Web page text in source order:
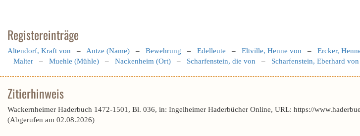
Registereinträge
Altendorf, Kraft von – Antze (Name) – Bewehrung – Edelleute – Eltville, Henne von – Ercker,
Malter – Muehle (Mühle) – Nackenheim (Ort) – Scharfenstein, die von – Scharfenstein, Eberhard von
Zitierhinweis
Wackernheimer Haderbuch 1472-1501, Bl. 036, in: Ingelheimer Haderbücher Online, URL: https://
(Abgerufen am 02.08.2026)